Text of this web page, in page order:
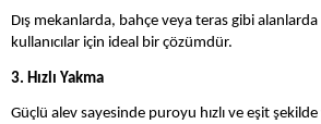
Dış mekanlarda, bahçe veya teras gibi
kullanıcılar için ideal bir çözümdür.
3. Hızlı Yakma
Güçlü alev sayesinde puroyu hızlı ve eşit